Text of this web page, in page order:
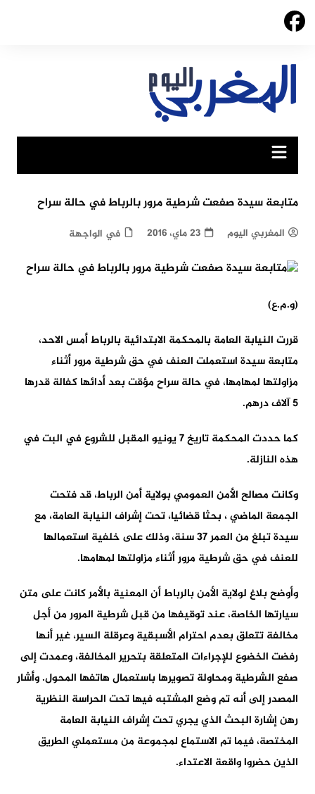
Skip
متابعة سيدة صفعت شرطية مرور بالرباط في حالة سراح
المغربي اليوم 23 ماي، 2016 في الواجهة
(و.م.ع)
قررت النيابة العامة بالمحكمة الابتدائية بالرباط أمس الاحد،
متابعة سيدة استعملت العنف في حق شرطية مرور أثناء
مزاولتها لمهامها، في حالة سراح مؤقت بعد أدائها كفالة قدرها
5 آلاف درهم.
كما حددت المحكمة تاريخ 7 يونيو المقبل للشروع في البت في
هذه النازلة.
وكانت مصالح الأمن العمومي بولاية أمن الرباط، قد فتحت
الجمعة الماضي ، بحثا قضائيا، تحت إشراف النيابة العامة، مع
سيدة تبلغ من العمر 37 سنة، وذلك على خلفية استعمالها
للعنف في حق شرطية مرور أثناء مزاولتها لمهامها.
وأوضح بلاغ لولاية الأمن بالرباط أن المعنية بالأمر كانت على متن
سيارتها الخاصة، عند توقيفها من قبل شرطية المرور من أجل
مخالفة تتعلق بعدم احترام الأسبقية وعرقلة السير، غير أنها
رفضت الخضوع للإجراءات المتعلقة بتحرير المخالفة، وعمدت إلى
صفع الشرطية ومحاولة تصويرها باستعمال هاتفها المحول. وأشار
المصدر إلى أنه تم وضع المشتبه فيها تحت الحراسة النظرية
رهن إشارة البحث الذي يجري تحت إشراف النيابة العامة
المختصة، فيما تم الاستماع لمجموعة من مستعملي الطريق
الذين حضروا واقعة الاعتداء.